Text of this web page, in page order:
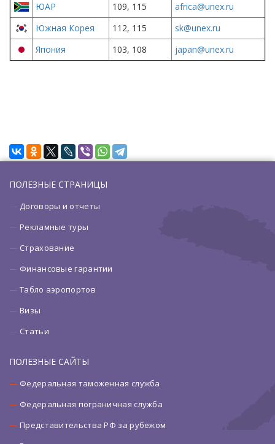
ЮАР
109, 115
africa@unex.ru
Южная Корея
112, 115
sk@unex.ru
Япония
103, 108 japan@unex.ru
ПОЛЕЗНЫЕ СТРАНИЦЫ
Договоры и отчеты
Рекламные туры
Страхование
Финансовые гарантии
Табло аэропортов
Визы
Статьи
ПОЛЕЗНЫЕ САЙТЫ
Федеральная таможенная служба
Федеральная пограничная служба
Представительства РФ за рубежом